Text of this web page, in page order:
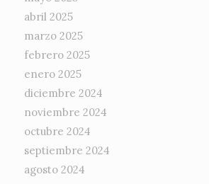
abril 2025
marzo 2025
febrero 2025
enero 2025
diciembre 2024
noviembre 2024
octubre 2024
septiembre 2024
agosto 2024